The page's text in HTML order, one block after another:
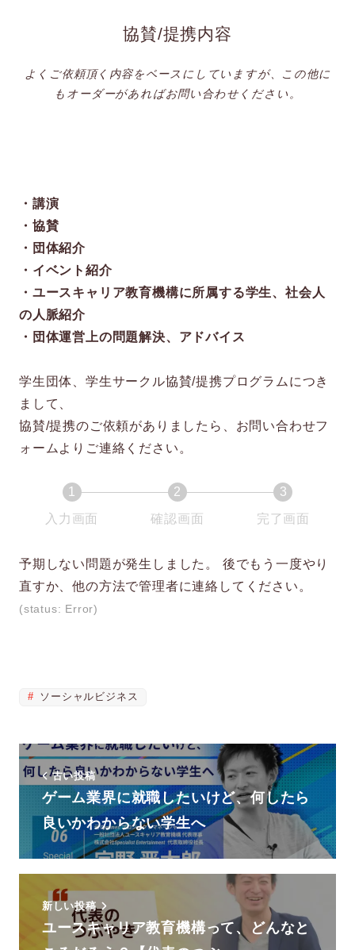
協賛/提携内容
よくご依頼頂く内容をベースにしていますが、この他に
もオーダーがあればお問い合わせください。
・講演
・協賛
・団体紹介
・イベント紹介
・ユースキャリア教育機構に所属する学生、社会人
の人脈紹介
・団体運営上の問題解決、アドバイス
学生団体、学生サークル協賛/提携プログラムにつき
まして、
協賛/提携のご依頼がありましたら、お問い合わせフ
ォームよりご連絡ください。
1
入力画面
表
示
る
で
す。
2
確認画面
示
で
す。
3
完了画面
表
で
す。
予期しない問題が発生しました。 後でもう一度やり
直すか、他の方法で管理者に連絡してください。
(status: Error)
ソーシャルビジネス
古い投稿
ゲーム業界に就職したいけど、何したら
良いかわからない学生へ
新しい投稿
ユースキャリア教育機構って、どんなと